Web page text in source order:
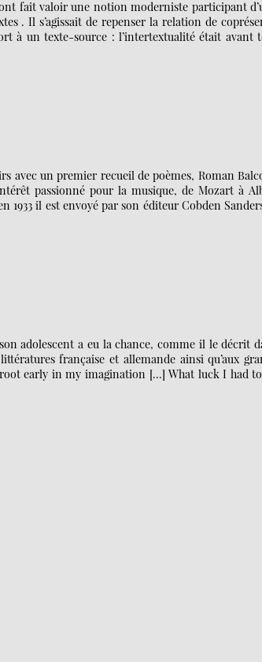
fait valoir une notion moderniste participant
. Il s’agissait de repenser la relation de
à un texte-source : l’intertextualité était avant
avec un premier recueil de poèmes, Roman
passionné pour la musique, de Mozart à
il est envoyé par son éditeur Cobden
adolescent a eu la chance, comme il le décrit
française et allemande ainsi qu’aux
early in my imagination […] What luck I had